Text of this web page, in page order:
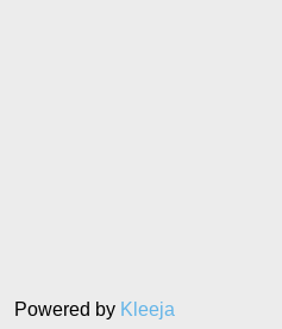
Powered by Kleeja